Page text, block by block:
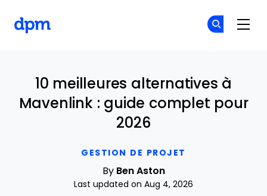
GESTION DE PROJET
10 meilleures alternatives à
Mavenlink : guide complet pour
2026
By Ben Aston
Last updated on Aug 4, 2026